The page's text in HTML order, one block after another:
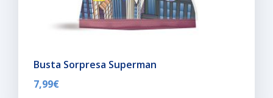
Busta Sorpresa Superman
7,99€